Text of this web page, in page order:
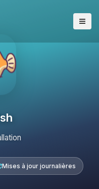
Mises à jour journalières